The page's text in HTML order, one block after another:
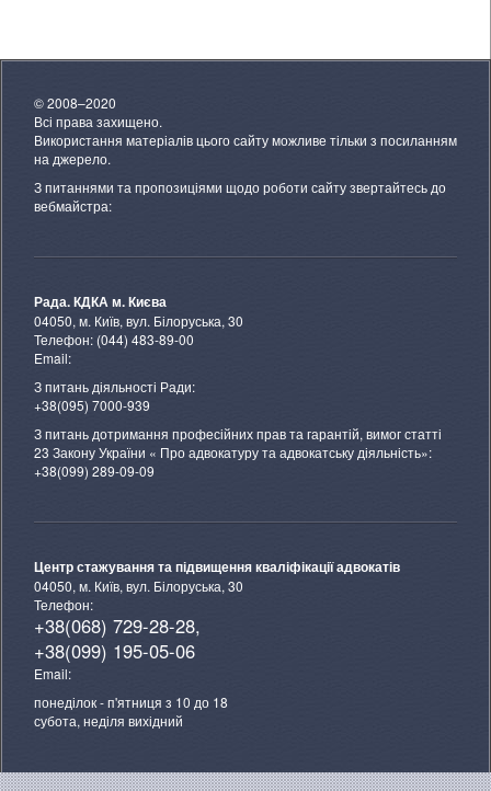
© 2008–2020
Всі права захищено.
Використання матеріалів цього сайту можливе тільки з посиланням
на джерело.
З питаннями та пропозиціями щодо роботи сайту звертайтесь до
вебмайстра:
Рада. КДКА м. Києва
04050, м. Київ, вул. Білоруська, 30
Телефон: (044) 483-89-00
Email:
З питань діяльності Ради:
+38(095) 7000-939
З питань дотримання професійних прав та гарантій, вимог статті
23 Закону України « Про адвокатуру та адвокатську діяльність»:
+38(099) 289-09-09
Центр стажування та підвищення кваліфікації адвокатів
04050, м. Київ, вул. Білоруська, 30
Телефон:
+38(068) 729-28-28,
+38(099) 195-05-06
Email:
понеділок - п'ятниця з 10 до 18
субота, неділя вихідний